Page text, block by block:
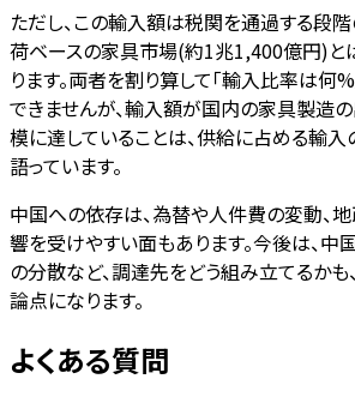
ただし、この輸入額は税関を通過する段
荷ベースの家具市場(約1兆1,400億円)と
ります。両者を割り算して「輸入比率は何
できませんが、輸入額が国内の家具製造
模に達していることは、供給に占める輸
語っています。
中国への依存は、為替や人件費の変動、
響を受けやすい面もあります。今後は、
の分散など、調達先をどう組み立てるか
論点になります。
よくある質問